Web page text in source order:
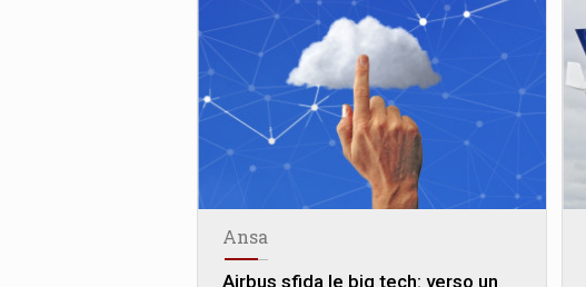
Ansa
Airbus sfida le big tech: verso un